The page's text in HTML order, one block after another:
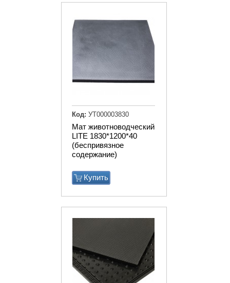
Мат животноводческий
LITE 1830*1200*40
(беспривязное
содержание)
Купить
Код: УТ000003830